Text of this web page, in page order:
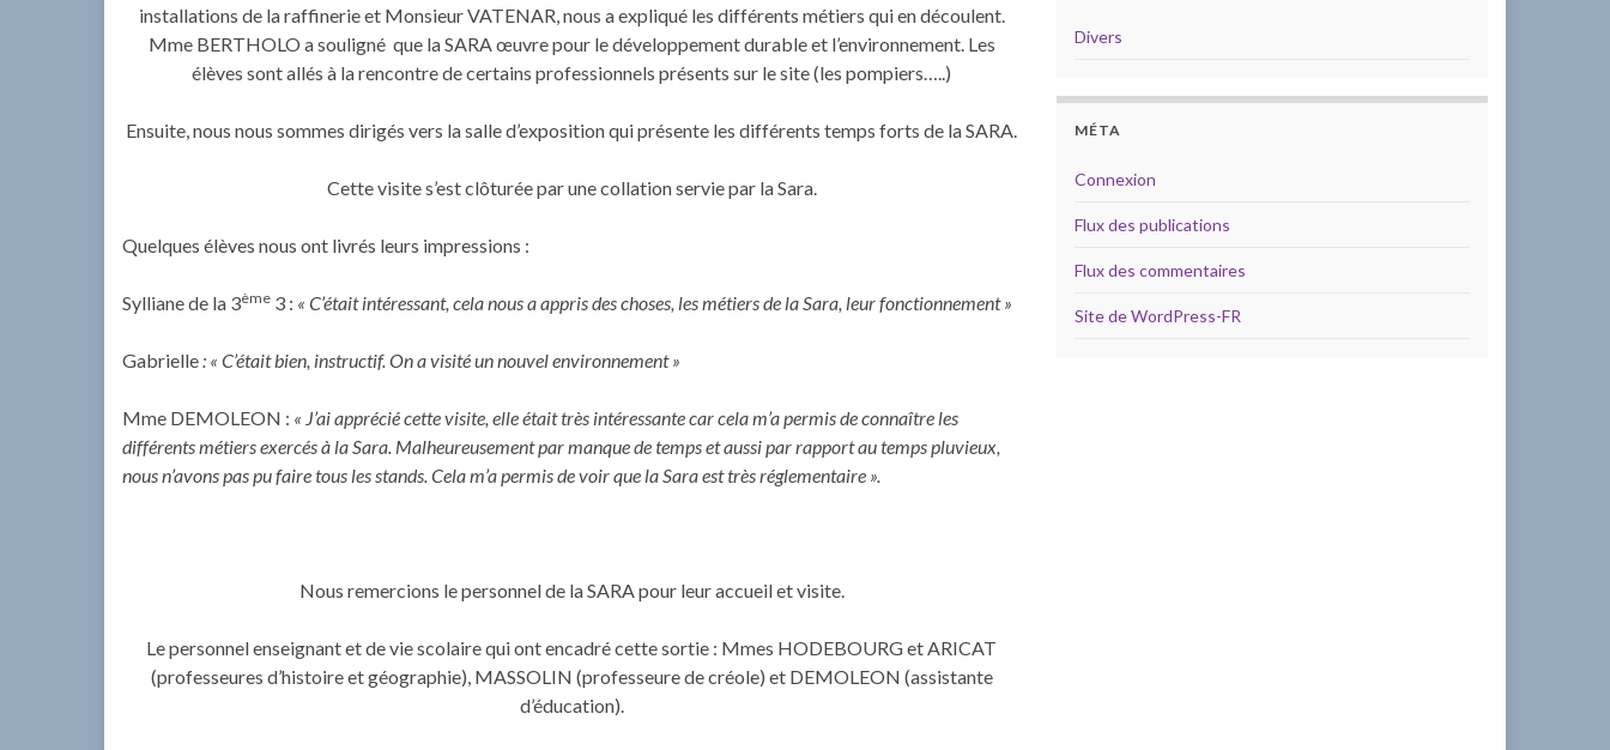
installations de la raffinerie et Monsieur VATENAR, nous a expliqué les différents métiers qui en découlent.
Mme BERTHOLO a souligné que la SARA œuvre pour le développement durable et l’environnement. Les
élèves sont allés à la rencontre de certains professionnels présents sur le site (les pompiers…..)
Ensuite, nous nous sommes dirigés vers la salle d’exposition qui présente les différents temps forts de la SARA.
Cette visite s’est clôturée par une collation servie par la Sara.
Quelques élèves nous ont livrés leurs impressions :
Sylliane de la 3ème 3 : « C’était intéressant, cela nous a appris des choses, les métiers de la Sara, leur fonctionnement »
Gabrielle: « C’était bien, instructif. On a visité un nouvel environnement »
Mme DEMOLEON : « J’ai apprécié cette visite, elle était très intéressante car cela m’a permis de connaître les
différents métiers exercés à la Sara. Malheureusement par manque de temps et aussi par rapport au temps pluvieux,
nous n’avons pas pu faire tous les stands. Cela m’a permis de voir que la Sara est très réglementaire ».
Nous remercions le personnel de la SARA pour leur accueil et visite.
Le personnel enseignant et de vie scolaire qui ont encadré cette sortie : Mmes HODEBOURG et ARICAT
(professeures d’histoire et géographie), MASSOLIN (professeure de créole) et DEMOLEON (assistante
d’éducation).
Divers
MÉTA
Connexion
Flux des publications
Flux des commentaires
Site de WordPress-FR